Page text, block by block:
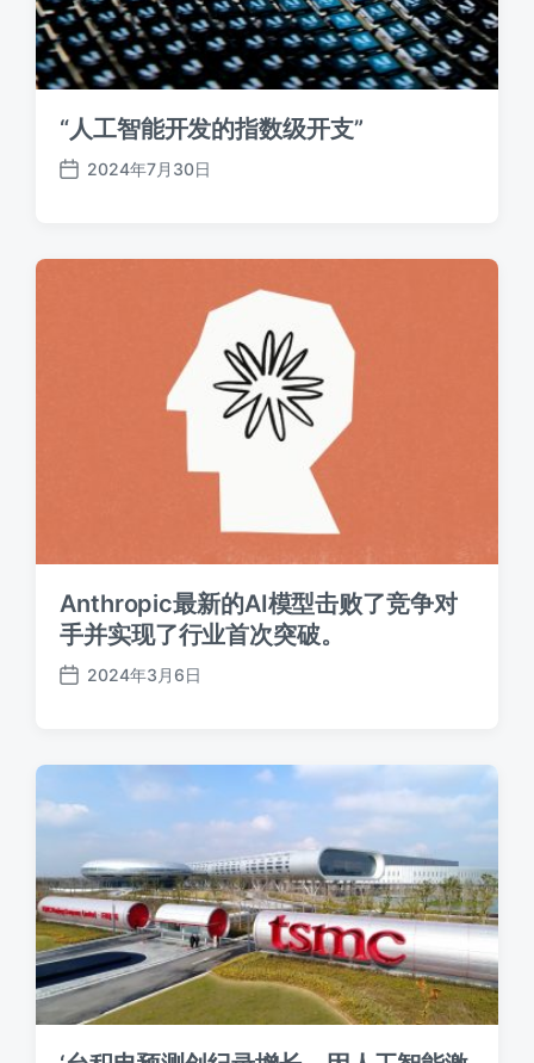
“人工智能开发的指数级开支”
发
期
2024年7月30日
Anthropic最新的AI模型击败了竞争对
手并实现了行业首次突破。
发
期
2024年3月6日